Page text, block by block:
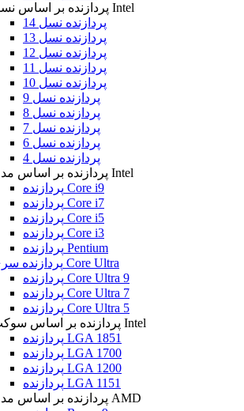
پردازنده بر اساس نسل Intel
پردازنده نسل 14
پردازنده نسل 13
پردازنده نسل 12
پردازنده نسل 11
پردازنده نسل 10
پردازنده نسل 9
پردازنده نسل 8
پردازنده نسل 7
پردازنده نسل 6
پردازنده نسل 4
پردازنده بر اساس مدل Intel
پردازنده Core i9
پردازنده Core i7
پردازنده Core i5
پردازنده Core i3
پردازنده Pentium
پردازنده سری Core Ultra
پردازنده Core Ultra 9
پردازنده Core Ultra 7
پردازنده Core Ultra 5
پردازنده بر اساس سوکت Intel
پردازنده LGA 1851
پردازنده LGA 1700
پردازنده LGA 1200
پردازنده LGA 1151
پردازنده بر اساس مدل AMD